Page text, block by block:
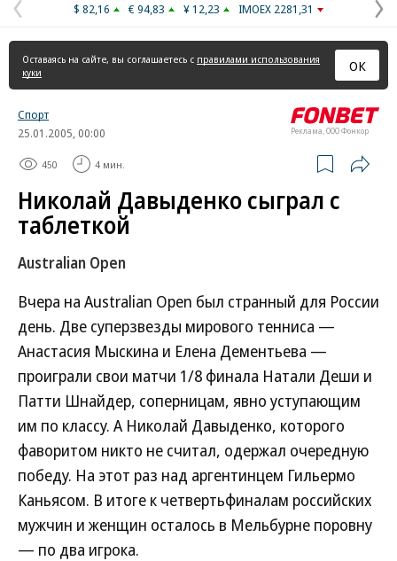
Предыдущая
страница
$ 82,16 € 94,83 ¥ 12,23 IMOEX 2281,31
Оставаясь на сайте, вы соглашаетесь с правилами использования
куки
ОК
Реклама, ООО Фонкор
Спорт
25.01.2005, 00:00
450 4 мин.
Николай Давыденко сыграл с
таблеткой
Australian Open
Вчера на Australian Open был странный для России
день. Две суперзвезды мирового тенниса —
Анастасия Мыскина и Елена Дементьева —
проиграли свои матчи 1/8 финала Натали Деши и
Патти Шнайдер, соперницам, явно уступающим
им по классу. А Николай Давыденко, которого
фаворитом никто не считал, одержал очередную
победу. На этот раз над аргентинцем Гильермо
Каньясом. В итоге к четвертьфиналам российских
мужчин и женщин осталось в Мельбурне поровну
— по два игрока.